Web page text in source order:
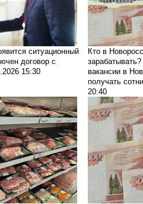
ситуационный
договор с
15:30
Кто в
зарабатывать?
вакансии в
получать
20:40